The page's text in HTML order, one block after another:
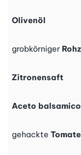
Olivenöl
grobkörniger
Zitronensaft
Aceto balsamico
gehackte